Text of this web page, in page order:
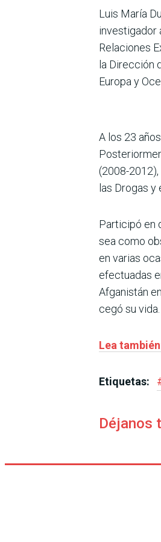
Luis María
investigador
Relaciones
la Dirección
Europa y
A los 23
(2008-
las Drogas y
Participó en
sea como
en varias
efectuadas
Afganistán
cegó su vida.
Lea
Etiquetas:
Déjanos